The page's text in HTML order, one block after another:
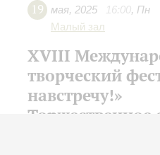
19 мая, 2025 16:00, Пн
Малый зал
XVIII
творческий
навстречу!»
Торжественное